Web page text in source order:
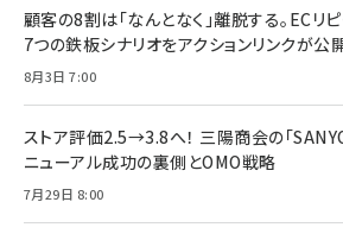
顧客の8割は「なんとなく」離脱する。ECリ
7つの鉄板シナリオをアクションリンクが公
8月3日 7:00
ストア評価2.5→3.8へ！ 三陽商会の「SANYO
ニューアル成功の裏側とOMO戦略
7月29日 8:00